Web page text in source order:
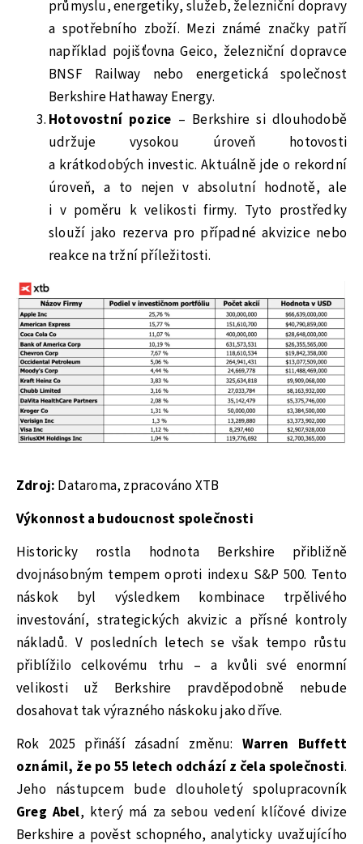
průmyslu, energetiky, služeb, železniční dopravy
a spotřebního zboží. Mezi známé značky patří
například pojišťovna Geico, železniční dopravce
BNSF Railway nebo energetická společnost
Berkshire Hathaway Energy.
Hotovostní pozice – Berkshire si dlouhodobě
udržuje vysokou úroveň hotovosti
a krátkodobých investic. Aktuálně jde o rekordní
úroveň, a to nejen v absolutní hodnotě, ale
i v poměru k velikosti firmy. Tyto prostředky
slouží jako rezerva pro případné akvizice nebo
reakce na tržní příležitosti.
Zdroj: Dataroma, zpracováno XTB
Výkonnost a budoucnost společnosti
Historicky rostla hodnota Berkshire přibližně
dvojnásobným tempem oproti indexu S&P 500. Tento
náskok byl výsledkem kombinace trpělivého
investování, strategických akvizic a přísné kontroly
nákladů. V posledních letech se však tempo růstu
přiblížilo celkovému trhu – a kvůli své enormní
velikosti už Berkshire pravděpodobně nebude
dosahovat tak výrazného náskoku jako dříve.
Rok 2025 přináší zásadní změnu: Warren Buffett
oznámil, že po 55 letech odchází z čela společnosti.
Jeho nástupcem bude dlouholetý spolupracovník
Greg Abel, který má za sebou vedení klíčové divize
Berkshire a pověst schopného, analyticky uvažujícího